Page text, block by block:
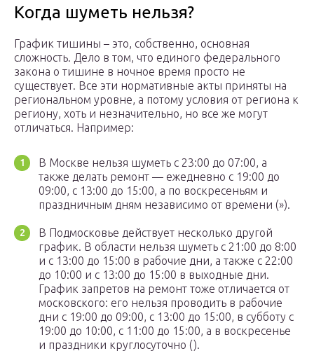
Когда шуметь нельзя?
График тишины – это, собственно, основная
сложность. Дело в том, что единого федерального
закона о тишине в ночное время просто не
существует. Все эти нормативные акты приняты на
региональном уровне, а потому условия от региона к
региону, хоть и незначительно, но все же могут
отличаться. Например:
В Москве нельзя шуметь с 23:00 до 07:00, а
также делать ремонт — ежедневно с 19:00 до
09:00, с 13:00 до 15:00, а по воскресеньям и
праздничным дням независимо от времени (»).
В Подмосковье действует несколько другой
график. В области нельзя шуметь с 21:00 до 8:00
и с 13:00 до 15:00 в рабочие дни, а также с 22:00
до 10:00 и с 13:00 до 15:00 в выходные дни.
График запретов на ремонт тоже отличается от
московского: его нельзя проводить в рабочие
дни с 19:00 до 09:00, с 13:00 до 15:00, в субботу с
19:00 до 10:00, с 11:00 до 15:00, а в воскресенье
и праздники круглосуточно ().